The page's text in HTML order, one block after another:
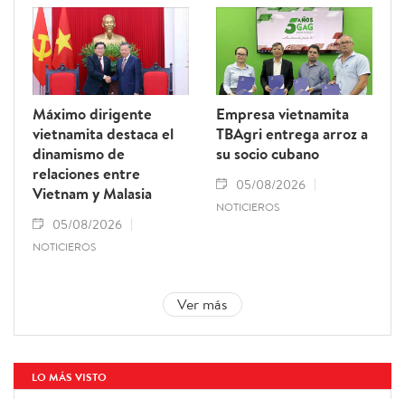
Máximo dirigente
vietnamita destaca el
dinamismo de
relaciones entre
Vietnam y Malasia
05/08/2026
NOTICIEROS
Empresa vietnamita
TBAgri entrega arroz a
su socio cubano
05/08/2026
NOTICIEROS
Ver más
LO MÁS VISTO